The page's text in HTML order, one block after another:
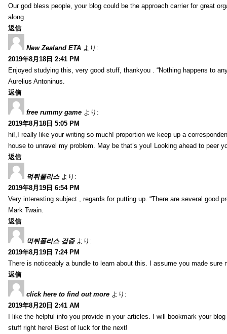
Our god bless people, your blog could be the approach carrier for great
along.
返信
New Zealand ETA より:
2019年8月18日 2:41 PM
Enjoyed studying this, very good stuff, thankyou . “Nothing happens to
Aurelius Antoninus.
返信
free rummy game より:
2019年8月18日 5:05 PM
hi!,I really like your writing so much! proportion we keep up a
house to unravel my problem. May be that’s you! Looking ahead to peer
返信
먹튀폴리스 より:
2019年8月19日 6:54 PM
Very interesting subject , regards for putting up. “There are several good
Mark Twain.
返信
먹튀폴리스 검증 より:
2019年8月19日 7:24 PM
There is noticeably a bundle to learn about this. I assume you made sure
返信
click here to find out more より:
2019年8月20日 2:41 AM
I like the helpful info you provide in your articles. I will bookmark your
stuff right here! Best of luck for the next!